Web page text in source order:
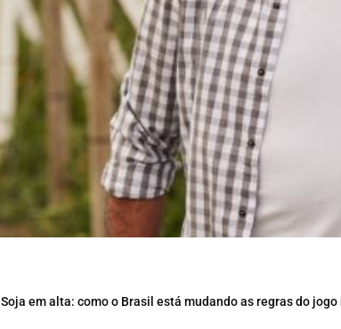
Soja em alta: como o Brasil está mudando as regras do jogo no setor alimentar? Saiba mais